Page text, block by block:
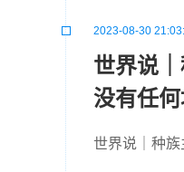
2023-08-30
世界说
没有任
世界说｜种